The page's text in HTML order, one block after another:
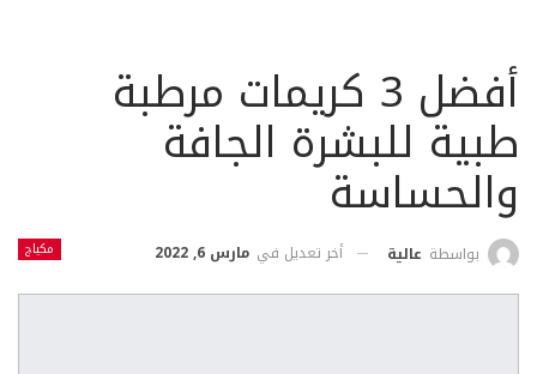
أفضل 3 كريمات مرطبة
طبية للبشرة الجافة
والحساسة
مكياج بواسطة عالية أخر تعديل في مارس 6, 2022